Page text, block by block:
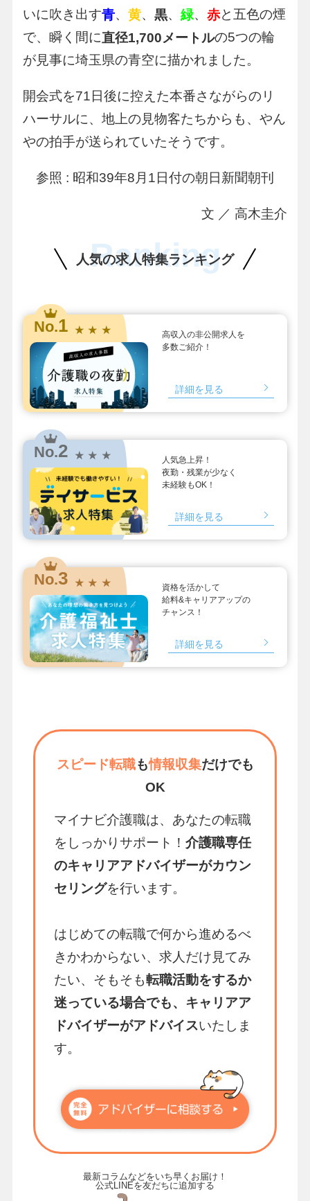
いに吹き出す青、 黄、 黒、 緑、 赤と五色の煙
で、瞬く間に直径1,700メートルの5つの輪
が見事に埼玉県の青空に描かれました。
開会式を71日後に控えた本番さながらのリ
ハーサルに、地上の見物客たちからも、やん
やの拍手が送られていたそうです。
参照 : 昭和39年8月1日付の朝日新聞朝刊
文 ／ 高木圭介
人気の求人特集ランキング
Ranking
No.1 ★ ★ ★
高収入の非公開求人を
多数ご紹介！
詳細を見る
No.2 ★ ★ ★
人気急上昇！
夜勤・残業が少なく
未経験もOK！
詳細を見る
No.3 ★ ★ ★
資格を活かして
給料&キャリアアップの
チャンス！
詳細を見る
スピード転職も情報収集だけでも
OK
マイナビ介護職は、あなたの転職
をしっかりサポート！ 介護職専任
のキャリアアドバイザーがカウン
セリングを行います。
はじめての転職で何から進めるべ
きかわからない、求人だけ見てみ
たい、そもそも転職活動をするか
迷っている場合でも、キャリアア
ドバイザーがアドバイスいたしま
す。
最新コラムなどをいち早くお届け！
公式LINEを友だちに追加する